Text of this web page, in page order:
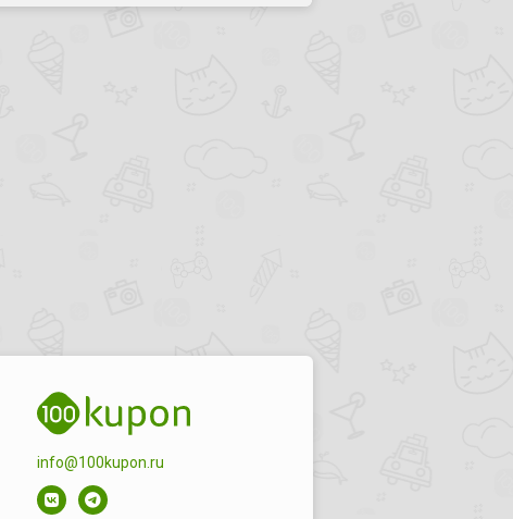
info@100kupon.ru